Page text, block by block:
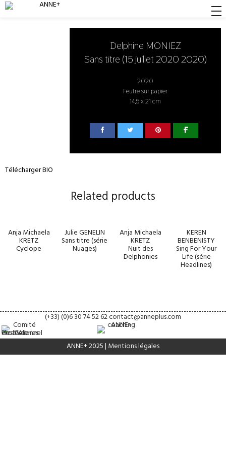
Delphine MONIEZ
Sans titre (15 juillet 2020 2020)
2020
Feutre sur papier
14,5 x 21 cm
Télécharger BIO
Related products
Anja Michaela
KRETZ
Cyclope
Julie GENELIN
Sans titre (série
Nuages)
Anja Michaela
KRETZ
Nuit des
Delphonies
KEREN
BENBENISTY
Sing For Your
Life (série
Headlines)
(+33) (0)6 30 74 52 62contact@anneplus.com
ANNE+ 2025 | Mentions légales